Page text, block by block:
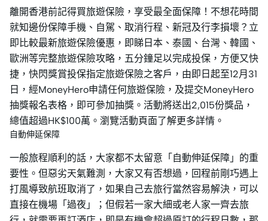
離開香港前記得買旅遊保險，享受最全面保障！不想花時間
就知邊份保障手機、自駕、取消行程、新冠及行李損壞？立
即比較最新旅遊保險優惠，即睇日本、泰國、台灣、韓國、
歐洲等完整旅遊保險攻略，五分鐘足以完成投保，方便又快
捷，快閃獎賞投保指定旅遊保險之客戶，由即日起至12月31
日，經MoneyHero申請任何旅遊保險，及提交MoneyHero
抽獎報名表格，即可參加抽獎。活動將送出2,015份獎品，
總值超過HK$100萬。瀏覽活動頁面了解更多詳情。
自動伸延保障
一般旅程順利的話，大家都不太留意「自動伸延保障」的重
要性。但惡劣天氣難測，大家又有否想過，回程前剛巧遇上
打風導致航班取消了，如果自己去旅行當然容易解決，可以
直接在機場「過夜」；但假若一家大細或老人家一齊去旅